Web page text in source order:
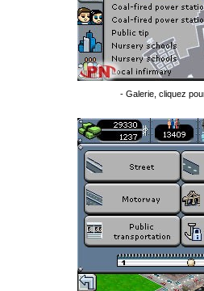
- Galerie, cliquez